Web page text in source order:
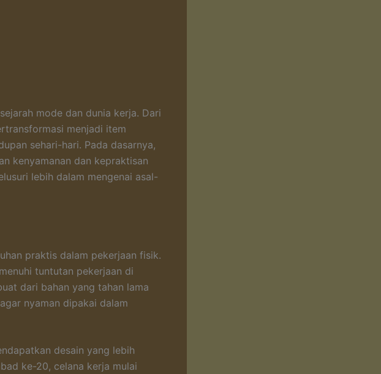
mode dan dunia kerja. Dari
menjadi item
sehari-hari. Pada dasarnya,
kenyamanan dan kepraktisan
lebih dalam mengenai asal-
praktis dalam pekerjaan fisik.
tuntutan pekerjaan di
dari bahan yang tahan lama
nyaman dipakai dalam
desain yang lebih
ke-20, celana kerja mulai